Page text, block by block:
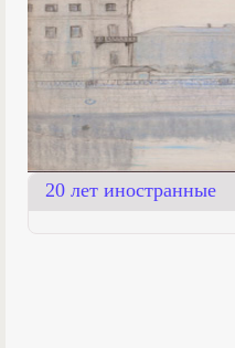
20 лет иностранные